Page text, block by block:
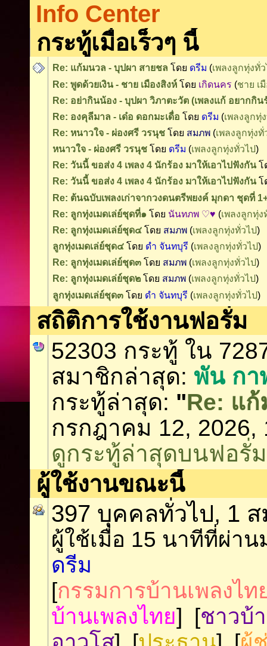
Info Center
กระทู้เมื่อเร็วๆ นี้
Re: แก้มนวล - บุปผา สายชล โดย ดรีม (เพลงลูกทุ่งทั่
Re: พูดด้วยเงิน - ชาย เมืองสิงห์โดย เกิดนคร (ชาย เ
Re: อย่ากินน้อง - บุปผา วิภาตะวัต (เพลงแก้ อยากกิน
Re: องคุลีมาล - เด๋อ ดอกมะเดื่อ โดย ดรีม (เพลงลูกทุ่
Re: หนาวใจ - ผ่องศรี วรนุชโดย สมภพ(เพลงลูกทุ่งทั่
หนาวใจ - ผ่องศรี วรนุชโดย ดรีม (เพลงลูกทุ่งทั่วไป)
Re: วันนี้ ขอส่ง 4 เพลง 4 นักร้อง มาให้เอาไปฟังกันโ
Re: วันนี้ ขอส่ง 4 เพลง 4 นักร้อง มาให้เอาไปฟังกันโ
Re: ต้นฉบับเพลงเก่าจากวงดนตรีพยงค์ มุกดา ชุดที่
Re: ลูกทุ่งเมดเล่ย์ชุดที่๑โดย นันทภพ ♡♥ (เพลงลูกทุ่ง
Re: ลูกทุ่งเมดเล่ย์ชุด๔โดย สมภพ(เพลงลูกทุ่งทั่วไป)
ลูกทุ่งเมดเล่ย์ชุด๔โดย ดำ จันทบุรี (เพลงลูกทุ่งทั่วไป)
Re: ลูกทุ่งเมดเล่ย์ชุด๓โดย สมภพ(เพลงลูกทุ่งทั่วไป)
Re: ลูกทุ่งเมดเล่ย์ชุด๒โดย สมภพ(เพลงลูกทุ่งทั่วไป)
ลูกทุ่งเมดเล่ย์ชุด๓โดย ดำ จันทบุรี (เพลงลูกทุ่งทั่วไป)
สถิติการใช้งานฟอรั่ม
52303 กระทู้ ใน
สมาชิกล่าสุด: พัน กา
กระทู้ล่าสุด: "Re: แ
กรกฎาคม 12, 2026,
ดูกระทู้ล่าสุดบนฟอรั่ม
ผู้ใช้งานขณะนี้
397 บุคคลทั่วไป, 1
ผู้ใช้เมื่อ 15 นาทีที่ผ่าน
ดรีม
[กรรมการบ้านเพลงไท
บ้านเพลงไทย] [ชาวบ้